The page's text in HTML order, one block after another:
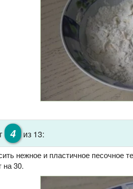
4 из 13:
нежное и пластичное песочное
на 30.